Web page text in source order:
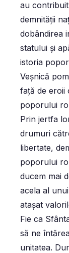
au
demnităţii
dobândirea
statului și
istoria
Veșnică
faţă de eroii
poporului
Prin jertfa
drumuri
libertate,
poporului
ducem mai
acela al
atașat
Fie ca
să ne
unitatea.